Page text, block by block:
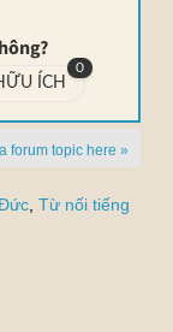
ÍCH
0
forum topic here »
, Từ nối tiếng